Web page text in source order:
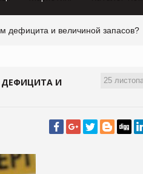
дефицита и величиной запасов?
25
ДЕФИЦИТА И